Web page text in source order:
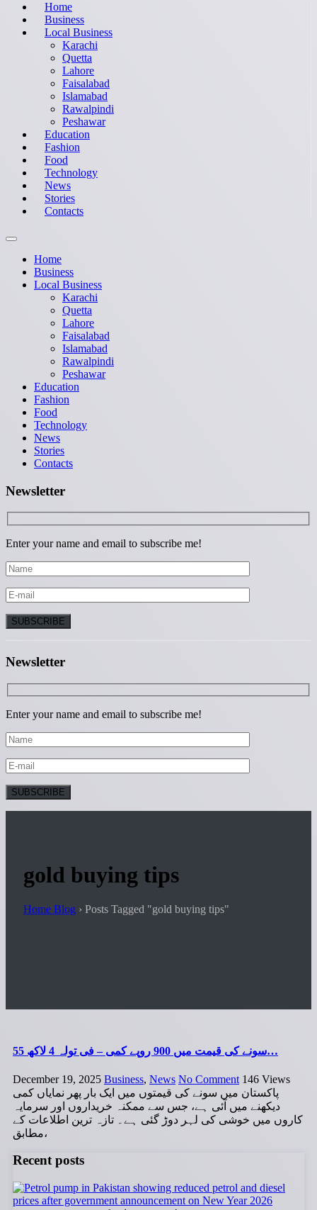
Home
Business
Local Business
Karachi
Quetta
Lahore
Faisalabad
Islamabad
Rawalpindi
Peshawar
Education
Fashion
Food
Technology
News
Stories
Contacts
Home
Business
Local Business
Karachi
Quetta
Lahore
Faisalabad
Islamabad
Rawalpindi
Peshawar
Education
Fashion
Food
Technology
News
Stories
Contacts
Newsletter
Enter your name and email to subscribe me!
Newsletter
Enter your name and email to subscribe me!
gold buying tips
Home Blog › Posts Tagged "gold buying tips"
سونے کی قیمت میں 900 روپے کمی – فی تولہ 4 لاکھ 55…
December 19, 2025 Business, News No Comment 146 Views
پاکستان میں سونے کی قیمتوں میں ایک بار پھر نمایاں کمی
دیکھنے میں آئی ہے، جس سے ممکنہ خریداروں اور سرمایہ
کاروں میں خوشی کی لہر دوڑ گئی ہے۔ تازہ ترین اطلاعات کے
مطابق،
Recent posts